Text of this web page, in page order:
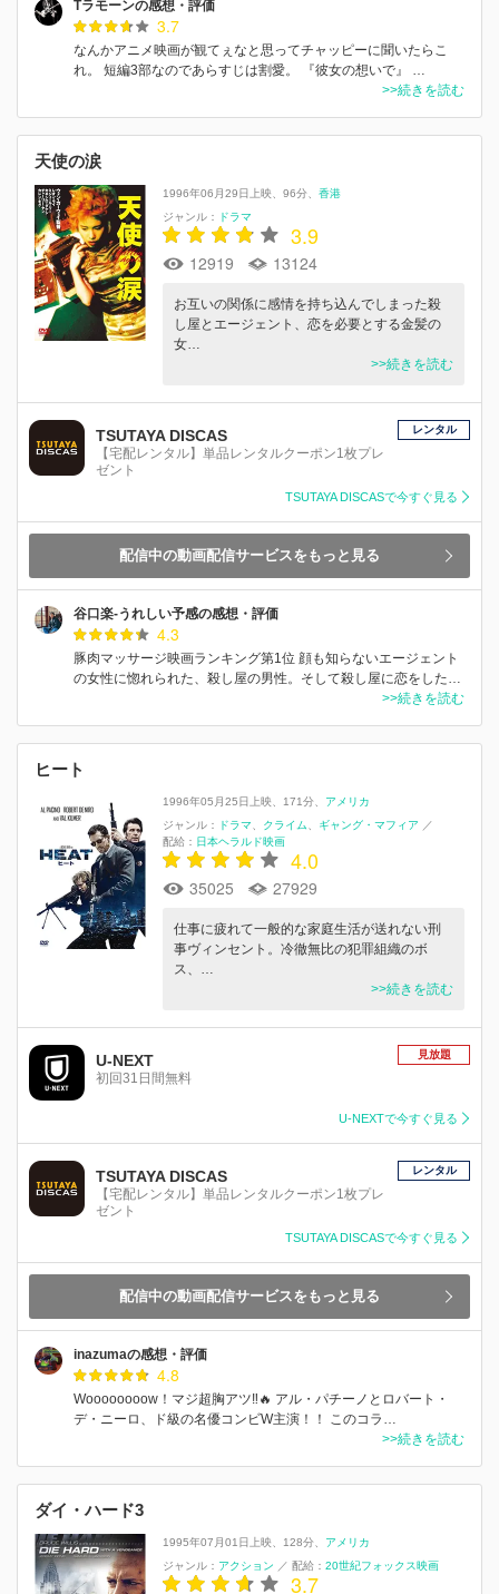
Tラモーンの感想・評価
3.7
なんかアニメ映画が観てぇなと思ってチャッピーに聞いたらこ
れ。 短編3部なのであらすじは割愛。 『彼女の想いで』 …
>>続きを読む
天使の涙
1996年06月29日上映 96分
香港
ジャンル：
ドラマ
3.9
12919 13124
お互いの関係に感情を持ち込んでしまった殺
し屋とエージェント、恋を必要とする金髪の
女…
>>続きを読む
TSUTAYA DISCAS
【宅配レンタル】単品レンタルクーポン1枚プレ
ゼント
レンタル
TSUTAYA DISCASで今すぐ見る
配信中の動画配信サービスをもっと見る
谷口楽-うれしい予感の感想・評価
4.3
豚肉マッサージ映画ランキング第1位 顔も知らないエージェント
の女性に惚れられた、殺し屋の男性。そして殺し屋に恋をした…
>>続きを読む
ヒート
1996年05月25日上映 171分
アメリカ
ジャンル：
ドラマ クライム ギャング・マフィア ／
配給： 日本ヘラルド映画
4.0
35025 27929
仕事に疲れて一般的な家庭生活が送れない刑
事ヴィンセント。冷徹無比の犯罪組織のボ
ス、…
>>続きを読む
U-NEXT
初回31日間無料
見放題
U-NEXTで今すぐ見る
TSUTAYA DISCAS
【宅配レンタル】単品レンタルクーポン1枚プレ
ゼント
レンタル
TSUTAYA DISCASで今すぐ見る
配信中の動画配信サービスをもっと見る
inazumaの感想・評価
4.8
Woooooooow！マジ超胸アツ‼️🔥 アル・パチーノとロバート・
デ・ニーロ、ド級の名優コンビW主演！！ このコラ…
>>続きを読む
ダイ・ハード3
1995年07月01日上映 128分
アメリカ
ジャンル： アクション ／ 配給： 20世紀フォックス映画
3.7